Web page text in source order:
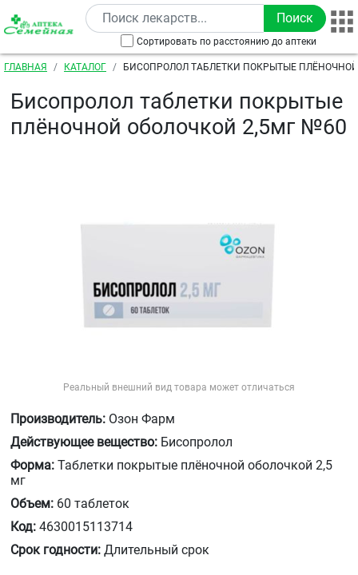
Перейти к основному содержанию
Сортировать по расстоянию до аптеки
Строка навигации
ГЛАВНАЯ КАТАЛОГ
БИСОПРОЛОЛ ТАБЛЕТКИ ПОКРЫТЫЕ
Бисопролол таблетки покрытые
плёночной оболочкой 2,5мг №60
Реальный внешний вид товара может отличаться
Производитель: Озон Фарм
Действующее вещество: Бисопролол
Форма: Таблетки покрытые плёночной оболочкой 2,5
мг
Объем: 60 таблеток
Код: 4630015113714
Срок годности: Длительный срок